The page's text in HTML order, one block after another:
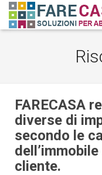
LAVORI
PROMOZIONI
FARECASA
diverse di
secondo le
cliente.